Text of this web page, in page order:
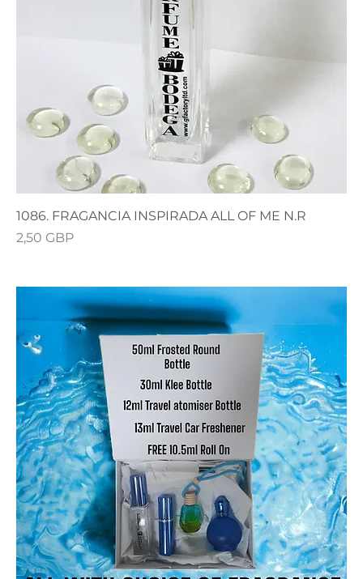
1086. FRAGANCIA INSPIRADA ALL OF ME N.R
Precio
2,50 GBP